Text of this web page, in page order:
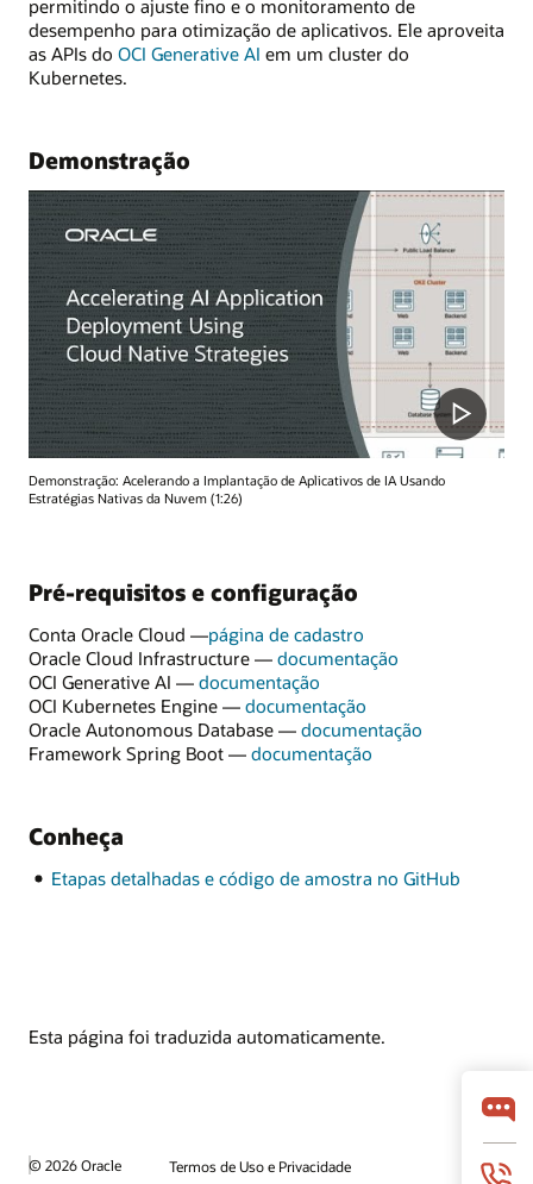
permitindo o ajuste fino e o monitoramento de
desempenho para otimização de aplicativos. Ele aproveita
as APIs do OCI Generative AI em um cluster do
Kubernetes.
Demonstração
Demonstração: Acelerando a Implantação de Aplicativos de IA Usando
Estratégias Nativas da Nuvem (1:26)
Pré-requisitos e configuração
Conta Oracle Cloud —página de cadastro
Oracle Cloud Infrastructure — documentação
OCI Generative AI — documentação
OCI Kubernetes Engine — documentação
Oracle Autonomous Database — documentação
Framework Spring Boot — documentação
Conheça
Etapas detalhadas e código de amostra no GitHub
Esta página foi traduzida automaticamente.
© 2026 Oracle Termos de Uso e Privacidade